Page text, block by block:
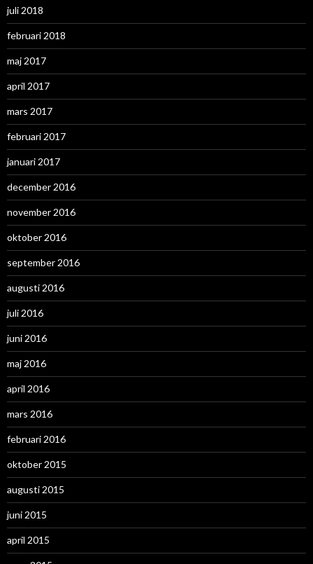
juli 2018
februari 2018
maj 2017
april 2017
mars 2017
februari 2017
januari 2017
december 2016
november 2016
oktober 2016
september 2016
augusti 2016
juli 2016
juni 2016
maj 2016
april 2016
mars 2016
februari 2016
oktober 2015
augusti 2015
juni 2015
april 2015